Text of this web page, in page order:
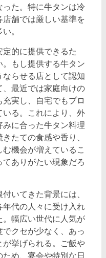
た。特に牛タンは冷
舗では厳しい基準を
。
的に提供できるた
もし提供する牛タン
らせる店として認知
最近では家庭向けの
実し、自宅でもプロ
る。これにより、外
に合った牛タン料理
たての食感や香り、
機会が増えているこ
ありがたい現象だろ
いてきた背景には、
代の人々に受け入れ
幅広い世代に人気が
クセが少なく、あっ
挙げられる。ご飯や
め、宴会や特別な日